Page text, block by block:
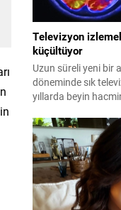
Televizyon
küçültüyor
Uzun süreli yeni bir
döneminde sık
yıllarda beyin